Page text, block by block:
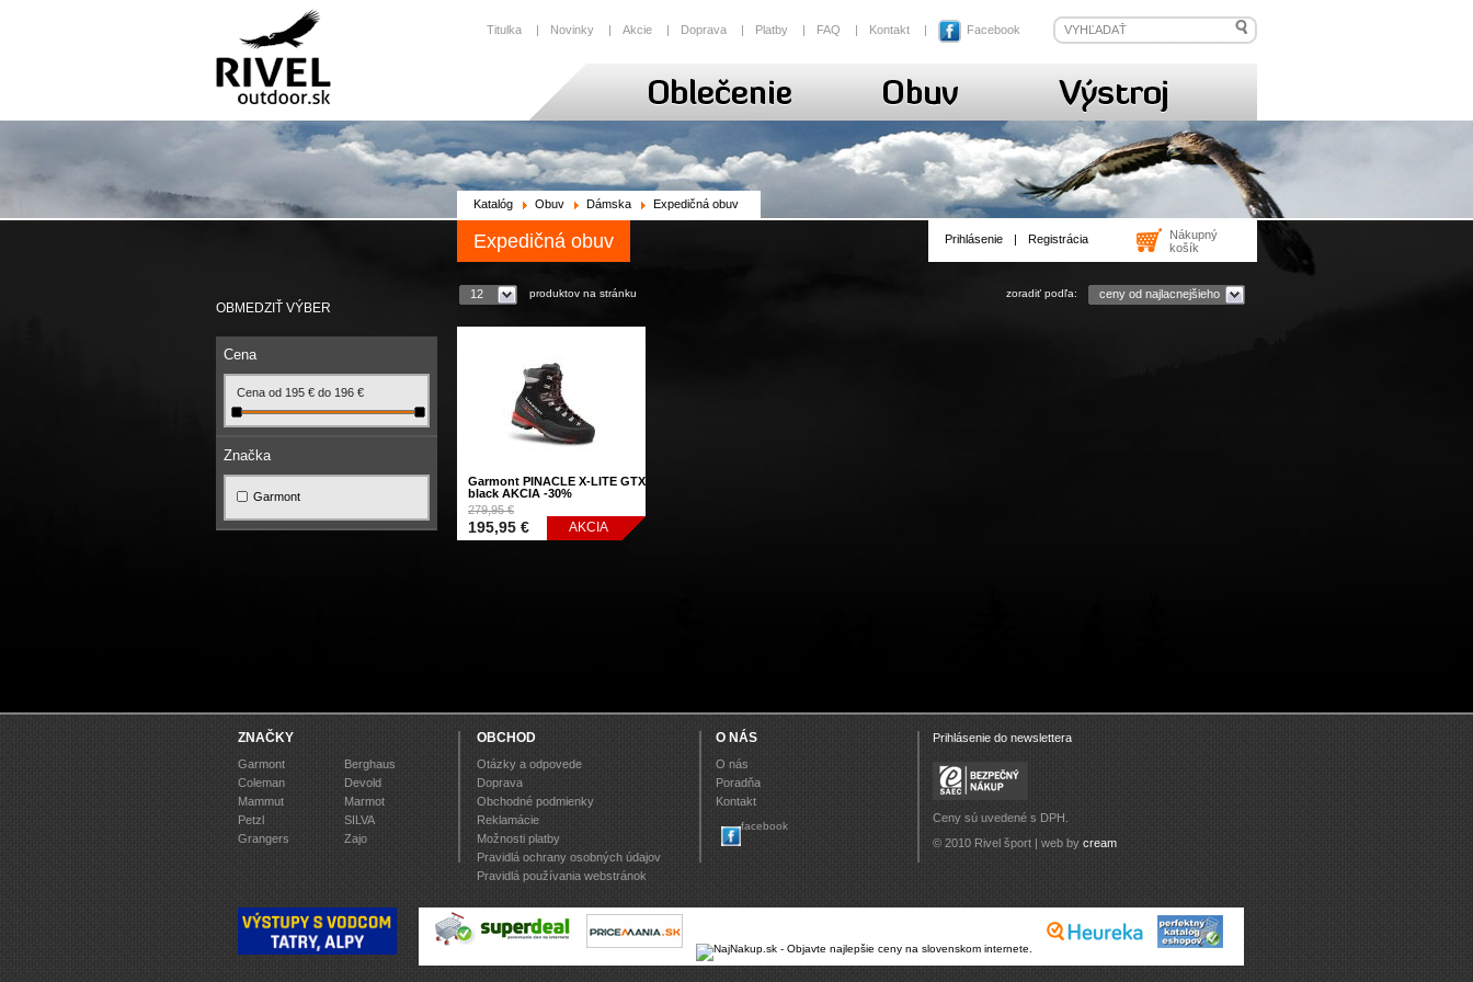
Titulka | Novinky | Akcie | Doprava | Platby | FAQ | Kontakt | Facebook
OBMEDZIŤ VÝBER
Cena
Cena od 195 € do 196 €
Značka
Garmont
Prihlásenie | Registrácia
Nákupný
košík
Katalóg Obuv Dámska Expedičná obuv
Expedičná obuv
12 produktov na stránku zoradiť podľa: ceny od najlacnejšieho
AKCIA
Garmont PINACLE X-LITE GTX
black AKCIA -30%
279,95 €
195,95 €
ZNAČKY
Garmont
Berghaus
Coleman
Devold
Mammut
Marmot
Petzl
SILVA
Grangers
Zajo
OBCHOD
Otázky a odpovede
Doprava
Obchodné podmienky
Reklamácie
Možnosti platby
Pravidlá ochrany osobných údajov
Pravidlá používania webstránok
O NÁS
O nás
Poradňa
Kontakt
facebook
Prihlásenie do newslettera
Ceny sú uvedené s DPH.
© 2010 Rivel šport | web by cream